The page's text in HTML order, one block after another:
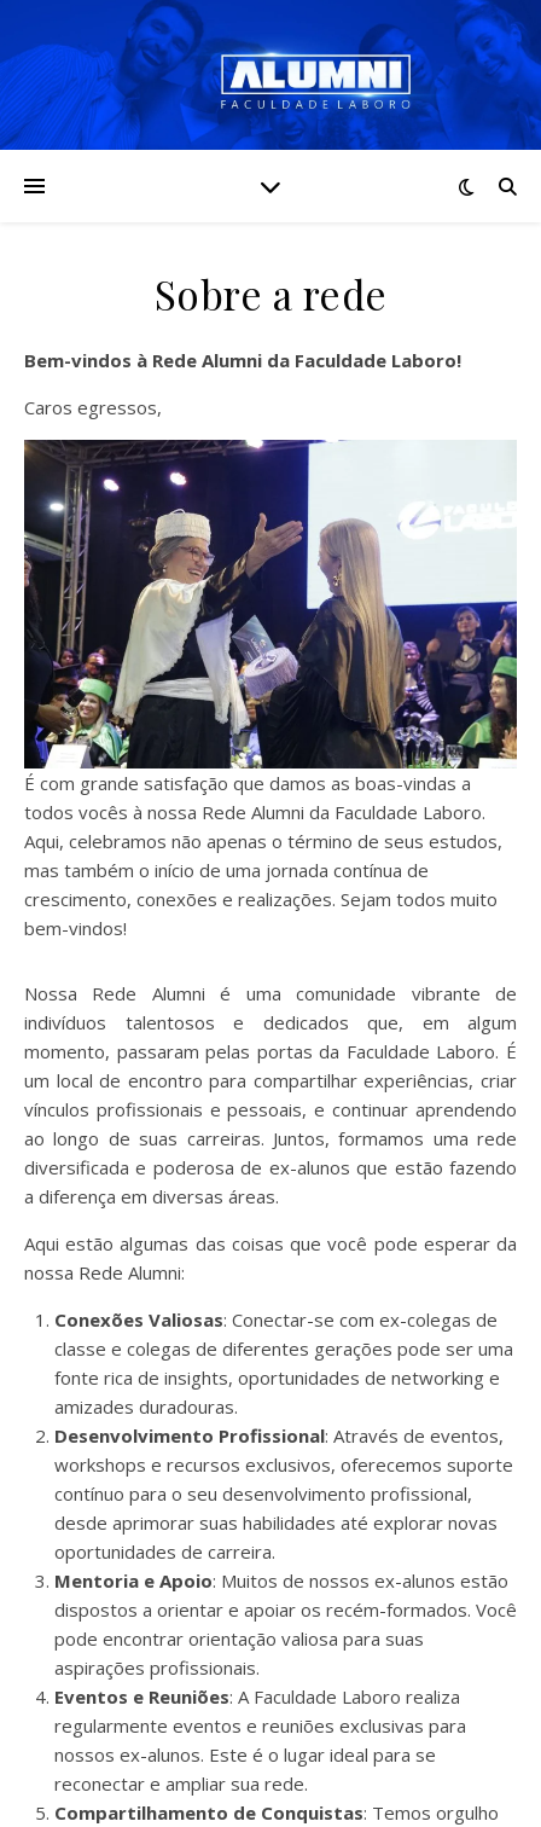
Sobre a rede
Bem-vindos à Rede Alumni da Faculdade Laboro!
Caros egressos,
É com grande satisfação que damos as boas-vindas a
todos vocês à nossa Rede Alumni da Faculdade Laboro.
Aqui, celebramos não apenas o término de seus estudos,
mas também o início de uma jornada contínua de
crescimento, conexões e realizações. Sejam todos muito
bem-vindos!
Nossa Rede Alumni é uma comunidade vibrante de
indivíduos talentosos e dedicados que, em algum
momento, passaram pelas portas da Faculdade Laboro. É
um local de encontro para compartilhar experiências, criar
vínculos profissionais e pessoais, e continuar aprendendo
ao longo de suas carreiras. Juntos, formamos uma rede
diversificada e poderosa de ex-alunos que estão fazendo
a diferença em diversas áreas.
Aqui estão algumas das coisas que você pode esperar da
nossa Rede Alumni:
Conexões Valiosas: Conectar-se com ex-colegas de
classe e colegas de diferentes gerações pode ser uma
fonte rica de insights, oportunidades de networking e
amizades duradouras.
Desenvolvimento Profissional: Através de eventos,
workshops e recursos exclusivos, oferecemos suporte
contínuo para o seu desenvolvimento profissional,
desde aprimorar suas habilidades até explorar novas
oportunidades de carreira.
Mentoria e Apoio: Muitos de nossos ex-alunos estão
dispostos a orientar e apoiar os recém-formados. Você
pode encontrar orientação valiosa para suas
aspirações profissionais.
Eventos e Reuniões: A Faculdade Laboro realiza
regularmente eventos e reuniões exclusivas para
nossos ex-alunos. Este é o lugar ideal para se
reconectar e ampliar sua rede.
Compartilhamento de Conquistas: Temos orgulho